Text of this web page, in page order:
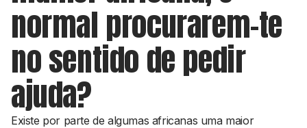
normal procurarem-te
no sentido de pedir
ajuda?
Existe por parte de algumas africanas uma maior